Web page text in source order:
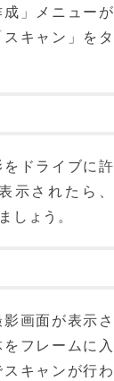
」メニューが
キャン」をタ
をドライブに許
示されたら、
しょう。
画面が表示さ
フレームに入
キャンが行わ